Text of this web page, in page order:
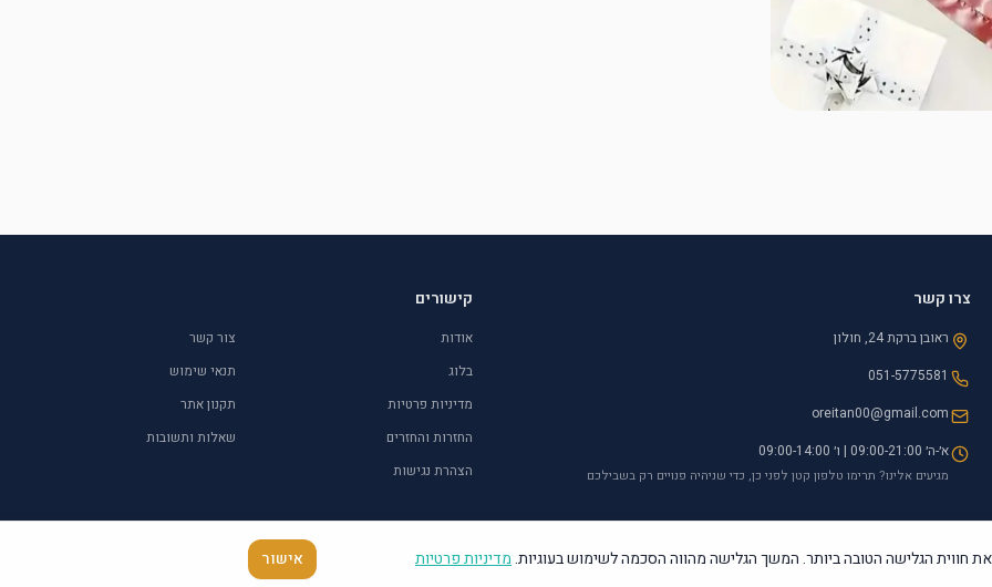
צרו קשר
ראובן ברקת 24, חולון
051-5775581
oreitan00@gmail.com
א׳-ה׳ 09:00-21:00 | ו׳ 09:00-14:00
מגיעים אלינו? תרימו טלפון קטן לפני כן, כדי שניהיה פנויים רק בשבילכם
קישורים
אודות
צור קשר
בלוג
תנאי שימוש
מדיניות פרטיות
תקנון אתר
החזרות והחזרים
שאלות ותשובות
הצהרת נגישות
חווית הגלישה הטובה ביותר. המשך הגלישה מהווה הסכמה לשימוש בעוגיות.מדיניות פרטיות אישור